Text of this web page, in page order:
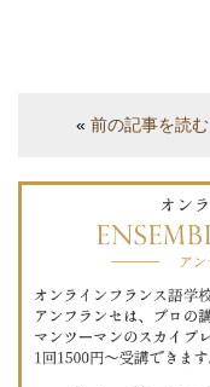
«前の記事を読む